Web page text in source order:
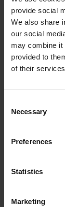
provide social
We also share
our social
may combine it
provided to
of their
Selection
Necessary
Preferences
Statistics
Marketing
Aton Cairo Ø20
1 194 kr
Rek. 1 649 kr